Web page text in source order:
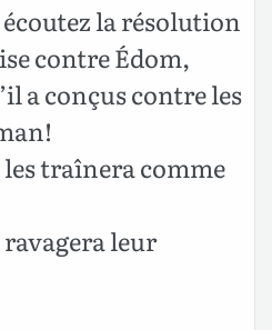
la résolution
contre Édom,
a conçus contre les
traînera comme
leur